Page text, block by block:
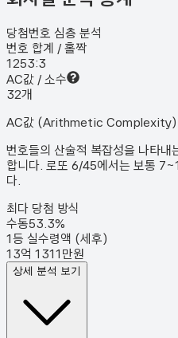
당첨번호 심층 분석
번호 합계 / 홀짝
1253:3
AC값 / 소수
32개
AC값 (Arithmetic Complexity)
번호들의 산술적 복잡성을 나타내
합니다. 로또 6/45에서는 보통
다.
최다 당첨 방식
수동53.3%
1등 실수령액 (세후)
13억 1311만원
상세 분석 보기